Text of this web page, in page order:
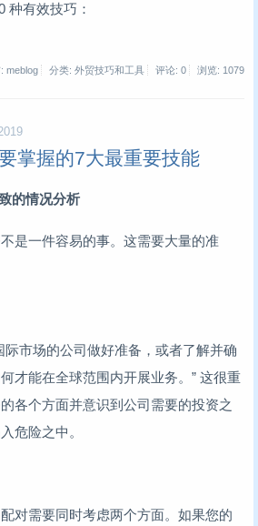
种有效技巧：
meblog 分类: 外贸技巧和工具 评论: 0 浏览: 1079
掌握的7大最重要技能
的情况分析
是一件容易的事。这需要大量的准
际市场的公司做好准备，或者了解并确
才能在全球范围内开展业务。” 这很重
各个方面并意识到公司需要的投资之
危险之中。
对需要同时考虑两个方面。如果您的